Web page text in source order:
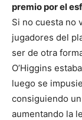
premio por el
Si no cuesta no
jugadores del
ser de otra
O’Higgins
luego se
consiguiendo
aumentando la